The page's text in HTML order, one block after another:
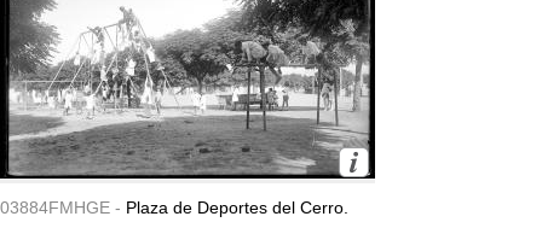
03884FMHGE - Plaza de Deportes del Cerro.